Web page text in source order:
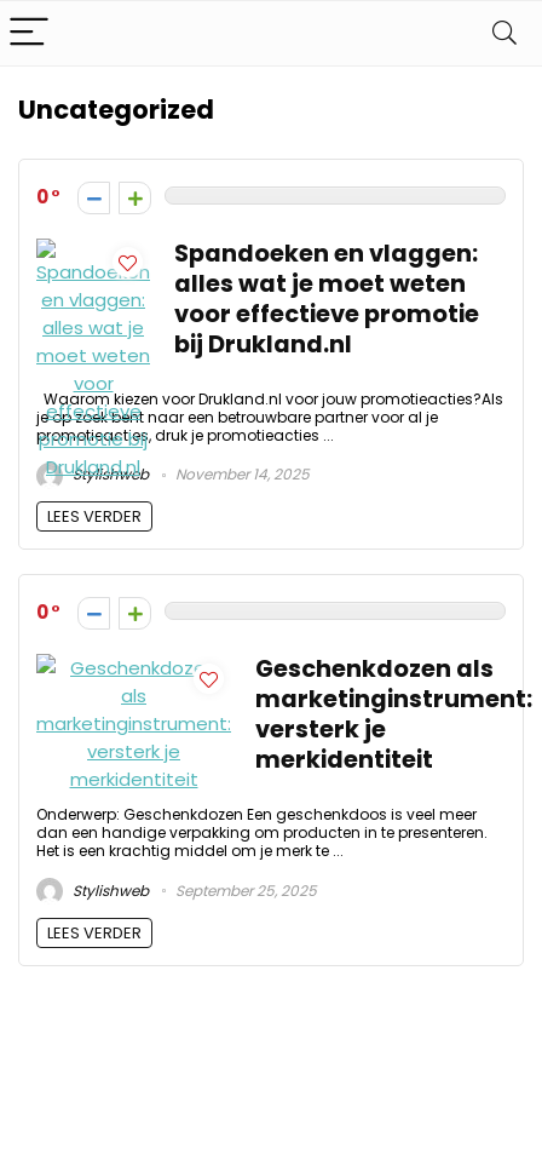
Uncategorized
0
Spandoeken en vlaggen:
alles wat je moet weten
voor effectieve promotie
bij Drukland.nl
Waarom kiezen voor Drukland.nl voor jouw promotieacties?Als
je op zoek bent naar een betrouwbare partner voor al je
promotieacties, druk je promotieacties ...
Stylishweb
November 14, 2025
LEES VERDER
0
Geschenkdozen als
marketinginstrument:
versterk je
merkidentiteit
Onderwerp: Geschenkdozen Een geschenkdoos is veel meer
dan een handige verpakking om producten in te presenteren.
Het is een krachtig middel om je merk te ...
Stylishweb
September 25, 2025
LEES VERDER